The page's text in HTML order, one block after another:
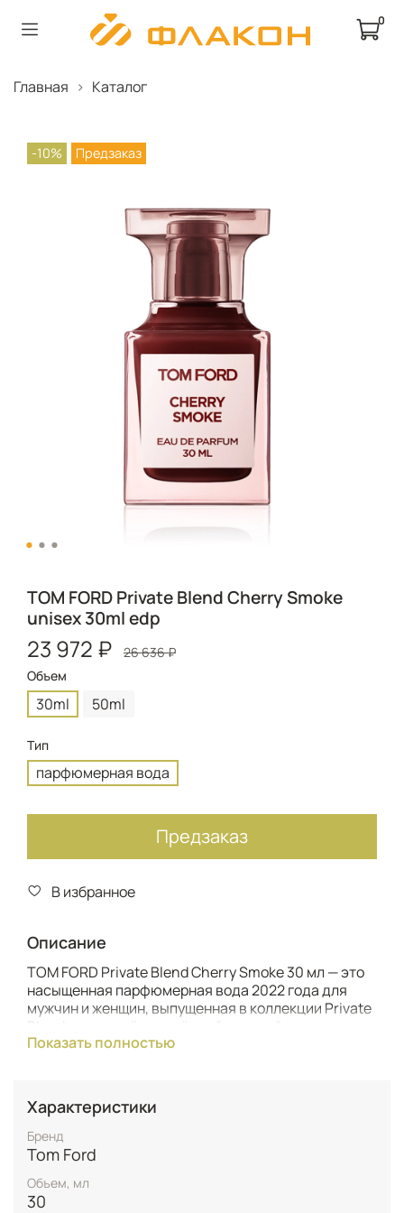
0
Главная Каталог
-10% Предзаказ
TOM FORD Private Blend Cherry Smoke
unisex 30ml edp
23 972 ₽
26 636 ₽
Объем
30ml 50ml
Тип
парфюмерная вода
Предзаказ
В избранное
Описание
TOM FORD Private Blend Cherry Smoke 30 мл — это
насыщенная парфюмерная вода 2022 года для
мужчин и женщин, выпущенная в коллекции Private
вишни. Аромат относится к категории тёплых
вечерний вариант вишнёвой темы бренда Tom
Ford. Флакон объемом тридцать миллилитров
выполнен в тёмно‑вишнёвом цвете и удобен как
для постоянного использования, так и для
интернет‑магазина.​
Показать полностью
Характеристики
Бренд
Tom Ford
Объем, мл
30